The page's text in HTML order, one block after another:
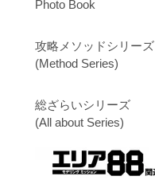
Photo Book
攻略メソッドシリーズ
(Method Series)
総ざらいシリーズ
(All about Series)